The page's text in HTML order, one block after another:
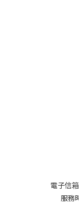
電子信
服務